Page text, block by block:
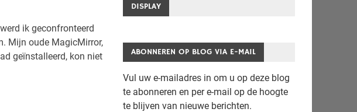
ik geconfronteerd
Mijn oude MagicMirror,
geïnstalleerd, kon niet
DISPLAY
ABONNEREN OP BLOG VIA E-MAIL
Vul uw e-mailadres in om u op deze blog
te abonneren en per e-mail op de hoogte
te blijven van nieuwe berichten.